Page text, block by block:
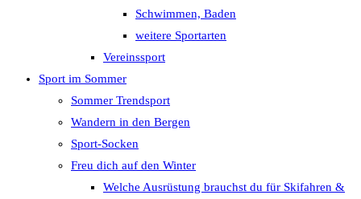
Schwimmen, Baden
weitere Sportarten
Vereinssport
Sport im Sommer
Sommer Trendsport
Wandern in den Bergen
Sport-Socken
Freu dich auf den Winter
Welche Ausrüstung brauchst du für Skifahren &